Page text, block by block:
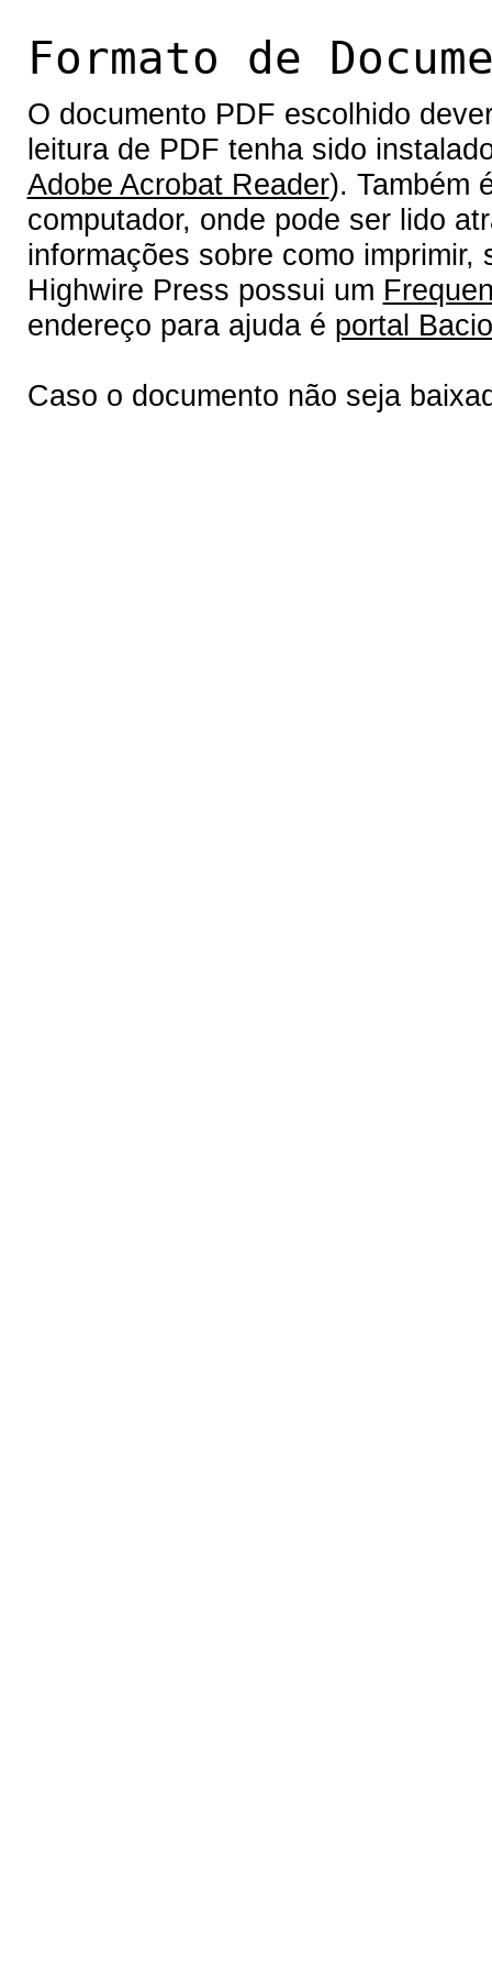
Formato de
O documento PDF escolhido
leitura de PDF tenha sido
Adobe Acrobat Reader). Também
computador, onde pode ser lido
informações sobre como
Highwire Press possui um
endereço para ajuda é portal
Caso o documento não seja